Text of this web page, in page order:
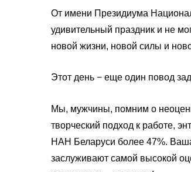
От имени Президиума
удивительный праздник и не
новой жизни, новой силы и
Этот день − еще один повод
Мы, мужчины, помним о
творческий подход к работе,
НАН Беларуси более 47%.
заслуживают самой высокой